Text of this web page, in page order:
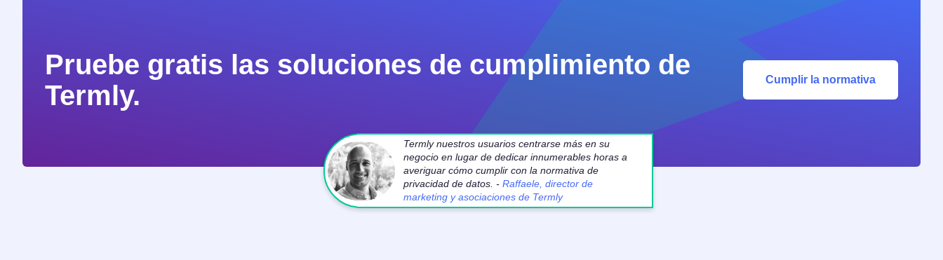
Pruebe gratis las soluciones de cumplimiento de
Termly.
Cumplir la normativa
Termly nuestros usuarios centrarse más en su
negocio en lugar de dedicar innumerables horas a
averiguar cómo cumplir con la normativa de
privacidad de datos. - Raffaele, director de
marketing y asociaciones de Termly